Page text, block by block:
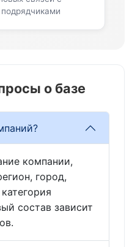
о базе
компании,
город,
состав зависит